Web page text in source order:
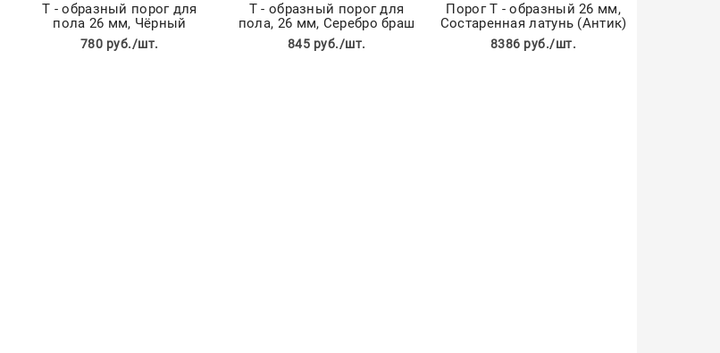
Т - образный порог для
пола 26 мм, Чёрный
780 руб./шт.
Т - образный порог для
пола, 26 мм, Серебро браш
845 руб./шт.
Порог Т - образный 26 мм,
Состаренная латунь (Антик)
8386 руб./шт.